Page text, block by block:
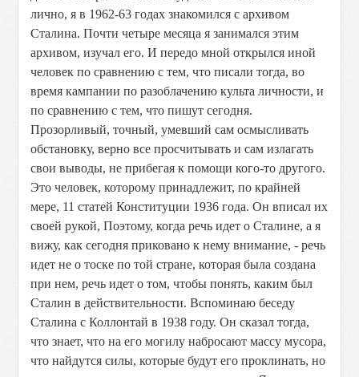
лично, я в 1962-63 годах знакомился с архивом
Сталина. Почти четыре месяца я занимался этим
архивом, изучал его. И передо мной открылся иной
человек по сравнению с тем, что писали тогда, во
время кампании по разоблачению культа личности, и
по сравнению с тем, что пишут сегодня.
Прозорливый, точный, умевший сам осмысливать
обстановку, верно все просчитывать и сам излагать
свои выводы, не прибегая к помощи кого-то другого.
Это человек, которому принадлежит, по крайней
мере, 11 статей Конституции 1936 года. Он вписал их
своей рукой, Поэтому, когда речь идет о Сталине, а я
вижу, как сегодня приковано к нему внимание, - речь
идет не о тоске по той стране, которая была создана
при нем, речь идет о том, чтобы понять, каким был
Сталин в действительности. Вспоминаю беседу
Сталина с Коллонтай в 1938 году. Он сказал тогда,
что знает, что на его могилу набросают массу мусора,
что найдутся силы, которые будут его проклинать, но